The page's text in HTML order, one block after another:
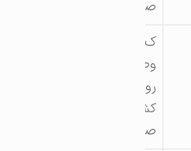
صنعتی شماره1
ک4 ج کشت
وصنعت کارون
روبروی دانشکده
کشاورزی شهرک
صنعتی